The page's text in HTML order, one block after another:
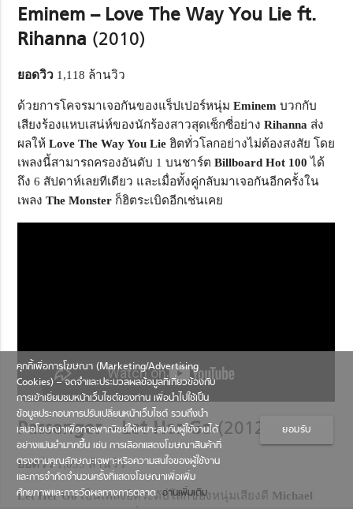
Eminem – Love The Way You Lie ft.
Rihanna (2010)
ยอดวิว 1,118 ล้านวิว
ด้วยการโคจรมาเจอกันของแร็ปเปอร์หนุ่มEminem บวกกับ
เสียงร้องแหบเสน่ห์ของนักร้องสาวสุดเซ็กซี่อย่างRihanna ส่ง
ผลให้Love The Way You Lie ฮิตทั่วโลกอย่างไม่ต้องสงสัย โดย
เพลงนี้สามารถครองอันดับ 1 บนชาร์ตBillboard Hot 100 ได้
ถึง 6 สัปดาห์เลยทีเดียว และเมื่อทั้งคู่กลับมาเจอกันอีกครั้งใน
เพลงThe Monster ก็ฮิตระเบิดอีกเช่นเคย
Passenger – Let Her Go(2012)
ยอดวิว1,055 ล้านวิว
Let Her Goเป็นเพลงฮิตระดับโลกของหนุ่มเสียงดี Michael
คุกกี้เพื่อการโฆษณา (Marketing/Advertising
Cookies) – จดจำและประมวลผลข้อมูลที่เกี่ยวข้องกับ
การเข้าเยี่ยมชมหน้าเว็บไซต์ของท่าน เพื่อนำไปใช้เป็น
ข้อมูลประกอบการปรับเปลี่ยนหน้าเว็บไซต์ รวมถึงนำ
เสนอโฆษณาเพื่อการพาณิชย์ให้เหมาะสมกับผู้ใช้งานได้
อย่างแม่นยำมากขึ้น เช่น การเลือกแสดงโฆษณาสินค้าที่
ตรงตามคุณลักษณะเฉพาะหรือความสนใจของผู้ใช้งาน
และการจำกัดจำนวนครั้งที่แสดงโฆษณาเพื่อเพิ่ม
ศักยภาพและการวัดผลทางการตลาดอ่านเพิ่มเติม
ยอมรับ